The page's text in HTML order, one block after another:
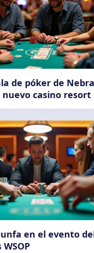
de póker de
casino resort
en el evento